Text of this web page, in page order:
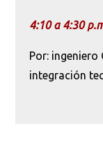
4:10 a 4:30
Por: ingeniero
integración